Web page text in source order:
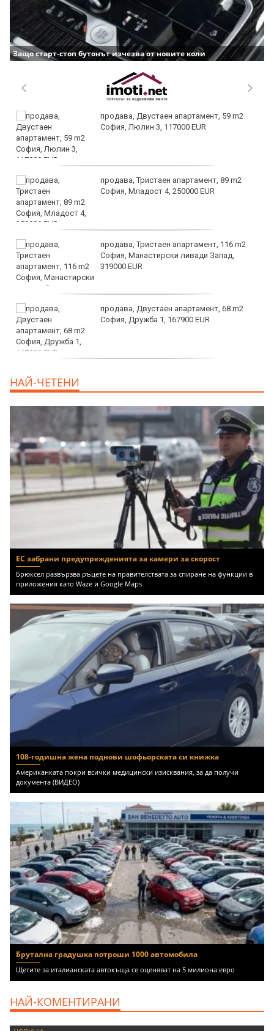
Защо старт-стоп бутонът изчезва от новите коли
продава, Двустаен апартамент, 59 m2
София, Люлин 3, 117000 EUR
продава, Тристаен апартамент, 89 m2
София, Младост 4, 250000 EUR
продава, Тристаен апартамент, 116 m2
София, Манастирски ливади Запад,
319000 EUR
продава, Двустаен апартамент, 68 m2
София, Дружба 1, 167900 EUR
НАЙ-ЧЕТЕНИ
ЕС забрани предупрежденията за камери за скорост
Брюксел развързва ръцете на правителствата за спиране на функции в
приложения като Waze и Google Maps
108-годишна жена поднови шофьорската си книжка
Американката покри всички медицински изисквания, за да получи
документа (ВИДЕО)
Брутална градушка потроши 1000 автомобила
Щетите за италианската автокъща се оценяват на 5 милиона евро
НАЙ-КОМЕНТИРАНИ